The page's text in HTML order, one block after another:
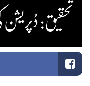
تحقیق: